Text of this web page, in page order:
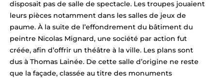
disposait pas de salle de spectacle. Les troupes jouaient
leurs pièces notamment dans les salles de jeux de
paume. À la suite de l’effondrement du bâtiment du
peintre Nicolas Mignard, une société par action fut
créée, afin d’offrir un théâtre à la ville. Les plans sont
dus à Thomas Lainée. De cette salle d’origine ne reste
que la façade, classée au titre des monuments